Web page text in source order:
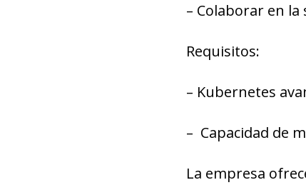
– Colaborar en
Requisitos:
– Kubernetes
– Capacidad de
La empresa